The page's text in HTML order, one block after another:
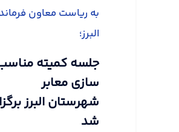
به ریاست معاون
البرز؛
جلسه کمیته
سازی معابر
شهرستان البرز
شد